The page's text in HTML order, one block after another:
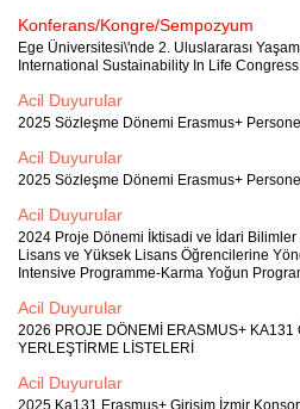
Konferans/Kongre/Sempozyum
Ege Üniversitesi\'nde 2. Uluslararası
International Sustainability In Life
Acil Duyurular
2025 Sözleşme Dönemi Erasmus+
Acil Duyurular
2025 Sözleşme Dönemi Erasmus+
Acil Duyurular
2024 Proje Dönemi İktisadi ve İdari
Lisans ve Yüksek Lisans Öğrencilerine
Intensive Programme-Karma Yoğun
Acil Duyurular
2026 PROJE DÖNEMİ ERASMUS+ KA131
YERLEŞTİRME LİSTELERİ
Acil Duyurular
2025 Ka131 Erasmus+ Girişim İzmir